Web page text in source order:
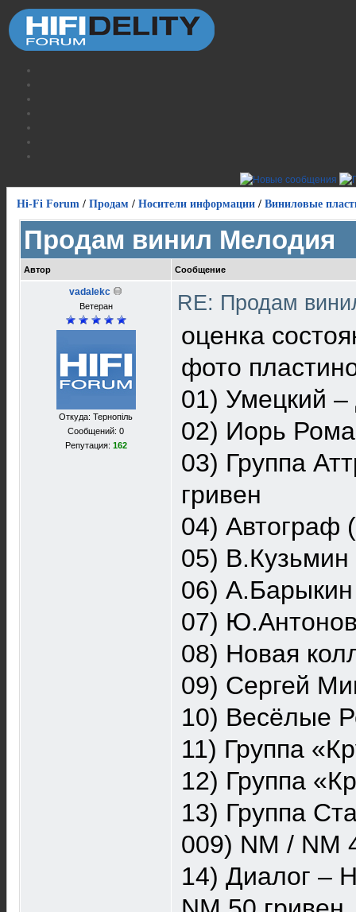
Hi-Fi Forum / Продам / Носители информации / Виниловые
Продам винил Мелодия
Автор Сообщение
vadalekc
Ветеран
Откуда: Тернопiль
Сообщений: 0
Репутация: 162
RE: Продам
оценка
фото
01) Умецкий –
02) Иорь
03) Группа
гривен
04) Автограф
05) В.Кузьмин
06)
07)
08) Новая
09) Сергей
10) Весёлые
11) Группа
12) Группа
13) Группа
009) NM / NM
14) Диалог –